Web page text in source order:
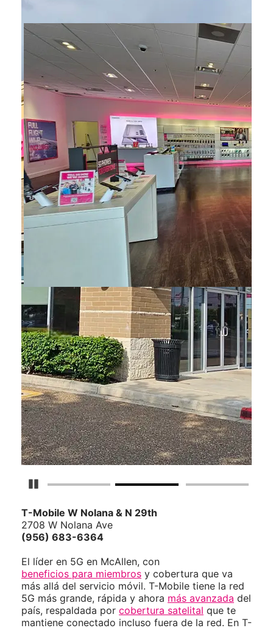
Detener carrusel
T-Mobile W Nolana & N 29th
2708 W Nolana Ave
(956) 683-6364
El líder en 5G en McAllen, con
beneficios para miembros y cobertura que va
más allá del servicio móvil. T-Mobile tiene la red
5G más grande, rápida y ahora más avanzada del
país, respaldada por cobertura satelital que te
mantiene conectado incluso fuera de la red. En T-